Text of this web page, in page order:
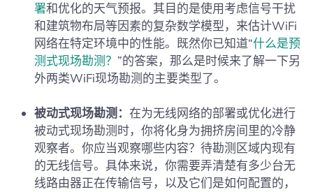
署和优化的天气预报。其目的是使用考虑信号干扰
和建筑物布局等因素的复杂数学模型，来估计WiFi
网络在特定环境中的性能。既然你已知道“什么是预
测式现场勘测？ ”的答案，那么是时候来了解一下另
外两类WiFi现场勘测的主要类型了。
被动式现场勘测： 在为无线网络的部署或优化进行
被动式现场勘测时，你将化身为拥挤房间里的冷静
观察者。你应当观察哪些内容？待勘测区域内现有
的无线信号。具体来说，你需要弄清楚有多少台无
线路由器正在传输信号，以及它们是如何配置的，